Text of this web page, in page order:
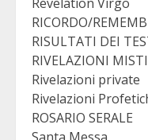
RICORDO/
RISULTATI DEI
RIVELAZIONI
Rivelazioni private
Rivelazioni
ROSARIO SERALE